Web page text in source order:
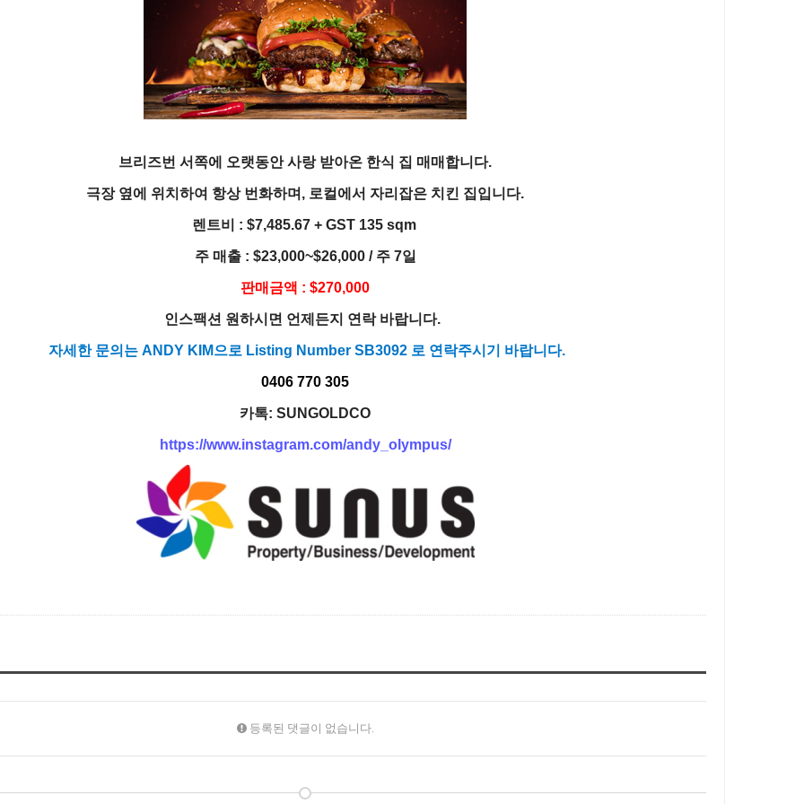
브리즈번 서쪽에 오랫동안 사랑 받아온 한식 집 매매합니다.
극장 옆에 위치하여 항상 번화하며, 로컬에서 자리잡은 치킨 집입니다.
렌트비 : $7,485.67 + GST 135 sqm
주 매출 : $23,000~$26,000 / 주 7일
판매금액 : $270,000
인스팩션 원하시면 언제든지 연락 바랍니다.
자세한 문의는 ANDY KIM으로 Listing Number SB3092 로 연락주시기 바랍니다.
0406 770 305
카톡: SUNGOLDCO
https://www.instagram.com/andy_olympus/
등록된 댓글이 없습니다.